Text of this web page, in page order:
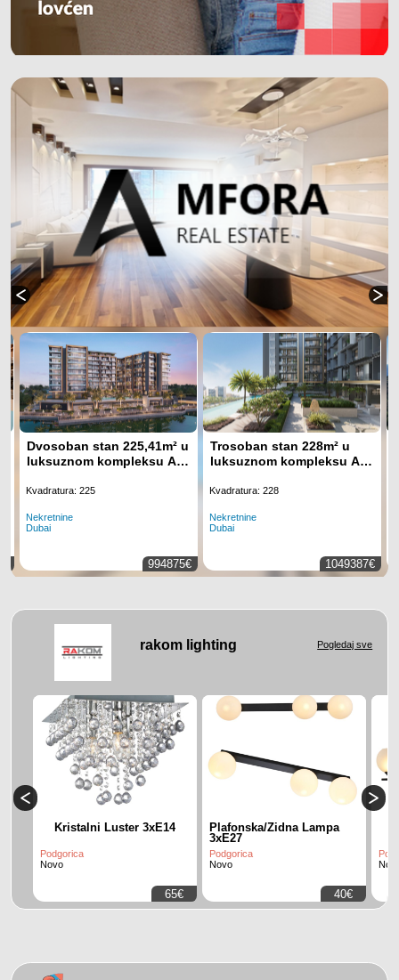
Dvosoban stan 225,41m² u
luksuznom kompleksu Art
Kvadratura: 225
Nekretnine
Dubai
994875€
Trosoban stan 228m² u
luksuznom kompleksu Art
Kvadratura: 228
Nekretnine
Dubai
1049387€
rakom lighting Pogledaj sve
Kristalni Luster 3xE14
Podgorica
Novo
65€
Plafonska/Zidna Lampa
3xE27
Podgorica
Novo
40€